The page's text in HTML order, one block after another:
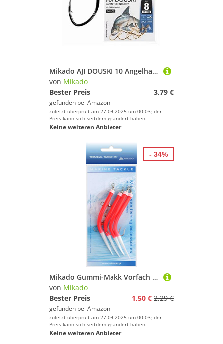
Mikado AJI DOUSKI 10 Angelhaken geschmiedet Weisfisch & Brassenhaken Gr.2-14 (8)
von Mikado
Bester Preis
3,79 €
gefunden bei Amazon
zuletzt überprüft am 27.09.2025 um 00:03; der
Preis kann sich seitdem geändert haben.
Keine weiteren Anbieter
Mikado Gummi-Makk Vorfach in DREI Größen mit Hakengröße 2/0, 4/0 und 6/0, Rot-Weiß und Blau-Weiß, mit Vier Haken (2/0) BZW. DREI (4/0 + 6/0) (4/0 - Rot-Weiß)
von Mikado
Bester Preis
1,50 € 2,29 €
gefunden bei Amazon
zuletzt überprüft am 27.09.2025 um 00:03; der
Preis kann sich seitdem geändert haben.
Keine weiteren Anbieter
- 34%